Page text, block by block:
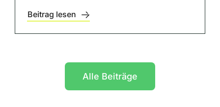
Beitrag lesen
Alle Beiträge